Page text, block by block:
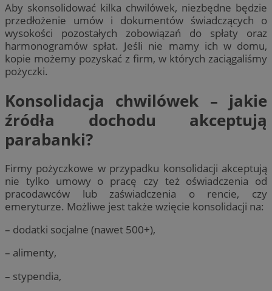
Aby skonsolidować kilka chwilówek, niezbędne będzie
przedłożenie umów i dokumentów świadczących o
wysokości pozostałych zobowiązań do spłaty oraz
harmonogramów spłat. Jeśli nie mamy ich w domu,
kopie możemy pozyskać z firm, w których zaciągaliśmy
pożyczki.
Konsolidacja chwilówek – jakie
źródła dochodu akceptują
parabanki?
Firmy pożyczkowe w przypadku konsolidacji akceptują
nie tylko umowy o pracę czy też oświadczenia od
pracodawców lub zaświadczenia o rencie, czy
emeryturze. Możliwe jest także wzięcie konsolidacji na:
– dodatki socjalne (nawet 500+),
– alimenty,
– stypendia,